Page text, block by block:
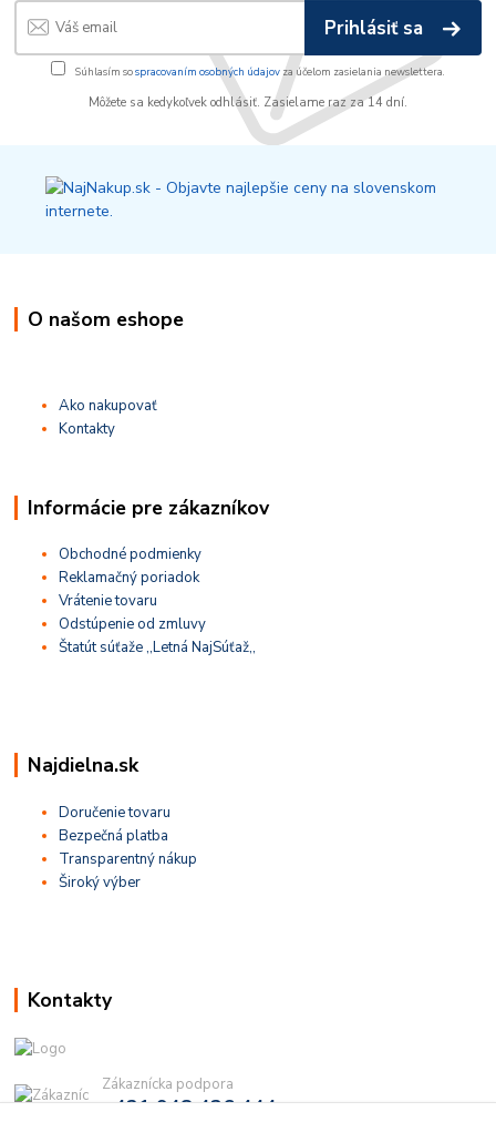
Prihlásiť sa
Súhlasím sospracovaním osobných údajov za účelom zasielania newslettera.
Môžete sa kedykoľvek odhlásiť. Zasielame raz za 14 dní.
O našom eshope
Ako nakupovať
Kontakty
Informácie pre zákazníkov
Obchodné podmienky
Reklamačný poriadok
Vrátenie tovaru
Odstúpenie od zmluvy
Štatút súťaže ,,Letná NajSúťaž,,
Najdielna.sk
Doručenie tovaru
Bezpečná platba
Transparentný nákup
Široký výber
Kontakty
Zákaznícka podpora
+421 948 436 444